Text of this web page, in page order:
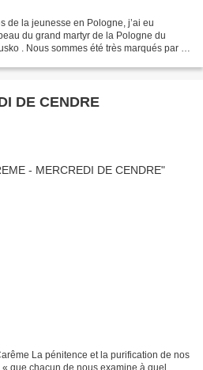
de la jeunesse en Pologne, j’ai eu
du grand martyr de la Pologne du
. Nous sommes été très marqués par la
DE CENDRE
La pénitence et la purification de nos
que chacun de nous examine à quel